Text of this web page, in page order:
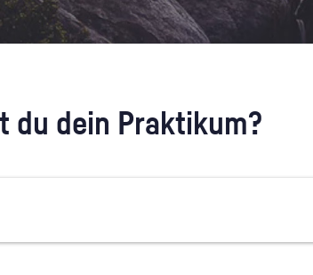
du dein Praktikum?